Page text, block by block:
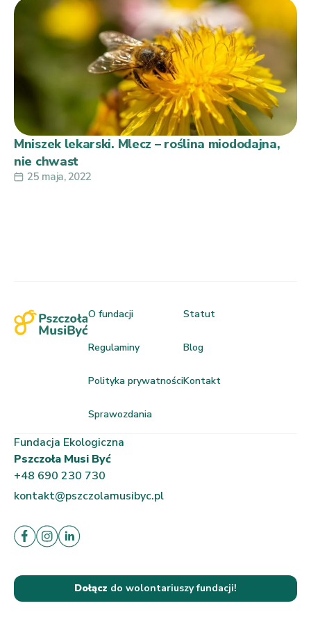
Mniszek lekarski. Mlecz – roślina miododajna,
nie chwast
25 maja, 2022
O fundacji
Regulaminy
Polityka prywatności
Sprawozdania
Statut
Blog
Kontakt
Fundacja Ekologiczna
Pszczoła Musi Być
+48 690 230 730
kontakt@pszczolamusibyc.pl
Dołącz do wolontariuszy fundacji!